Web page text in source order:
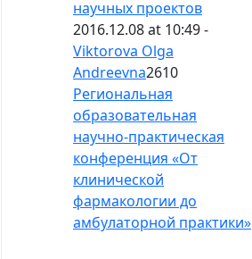
научных проектов
2016.12.08 at 10:49 -
Viktorova Olga
Andreevna2610
Региональная
образовательная
научно-практическая
конференция «От
клинической
фармакологии до
амбулаторной практики»